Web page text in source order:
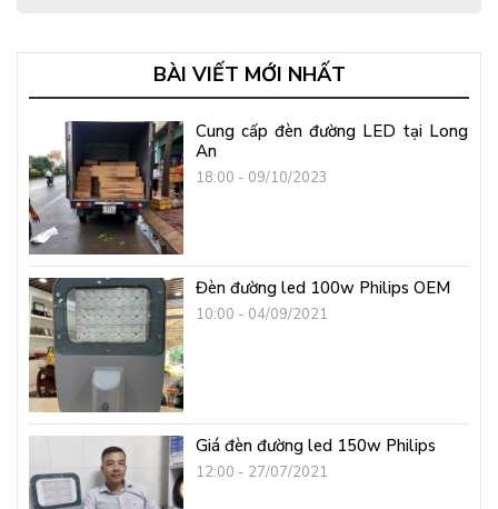
BÀI VIẾT MỚI NHẤT
Cung cấp đèn đường LED tại Long
An
18:00 - 09/10/2023
Đèn đường led 100w Philips OEM
10:00 - 04/09/2021
Giá đèn đường led 150w Philips
12:00 - 27/07/2021